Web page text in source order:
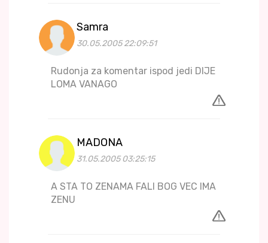
Samra
30.05.2005 22:09:51
Rudonja za komentar ispod jedi DIJE
LOMA VANAGO
MADONA
31.05.2005 03:25:15
A STA TO ZENAMA FALI BOG VEC IMA
ZENU